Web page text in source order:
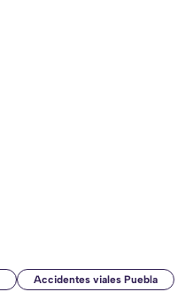
Accidentes viales Puebla